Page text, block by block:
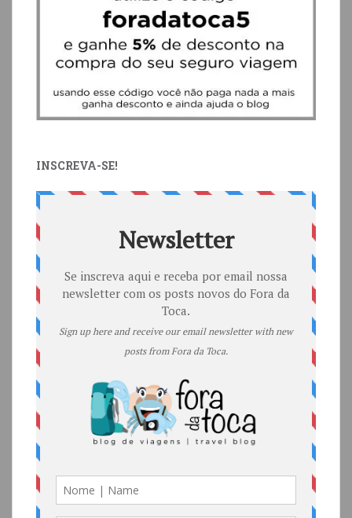
INSCREVA-SE!